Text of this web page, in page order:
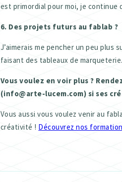
est primordial pour moi, je continue
6. Des projets futurs au fablab ?
J’aimerais me pencher un peu
faisant des tableaux de marqueterie.
Vous voulez en voir plus ?
(info@arte-lucem.com) si ses
Vous aussi vous voulez venir au
créativité ! Découvrez nos